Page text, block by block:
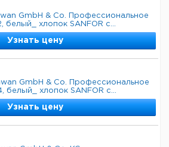
GmbH & Co. Профессиональное
белый_ хлопок SANFOR с...
Узнать цену
GmbH & Co. Профессиональное
белый_ хлопок SANFOR с...
Узнать цену